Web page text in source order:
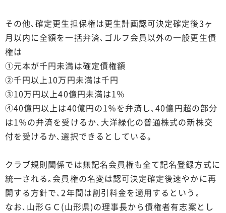
その他､確定更生担保権は更生計画認可決定確定後3ヶ
月以内に全額を一括弁済､ゴルフ会員以外の一般更生債
権は
①元本が千円未満は確定債権額
②千円以上10万円未満は千円
③10万円以上40億円未満は1％
④40億円以上は40億円の1％を弁済し､40億円超の部分
は1％の弁済を受けるか､大洋緑化の普通株式の新株交
付を受けるか､選択できるとしている。
クラブ規則関係では無記名会員権も全て記名登録方式に
統一される｡会員権の名変は認可決定確定後速やかに再
開する方針で､2年間は割引料金を適用するという｡
なお､山形ＧＣ(山形県)の理事長から債権者有志案とし